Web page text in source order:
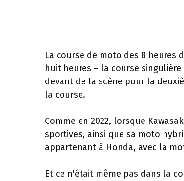
La course de moto des 8 heures
huit heures – la course
devant de la scène pour la
la course.
Comme en 2022, lorsque
sportives, ainsi que sa moto
appartenant à Honda, avec la
Et ce n'était même pas dans la